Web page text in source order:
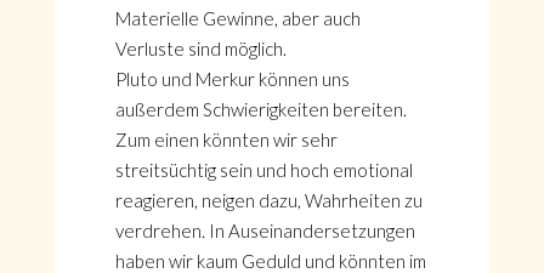
Materielle Gewinne, aber auch
Verluste sind möglich.
Pluto und Merkur können uns
außerdem Schwierigkeiten bereiten.
Zum einen könnten wir sehr
streitsüchtig sein und hoch emotional
reagieren, neigen dazu, Wahrheiten zu
verdrehen. In Auseinandersetzungen
haben wir kaum Geduld und könnten im